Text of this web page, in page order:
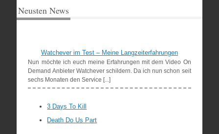
Neusten News
Watchever im Test – Meine Langzeiterfahrungen
Nun möchte ich euch meine Erfahrungen mit dem Video On
Demand Anbieter Watchever schildern. Da ich nun schon seit
sechs Monaten den Service [...]
3 Days To Kill
Death Do Us Part